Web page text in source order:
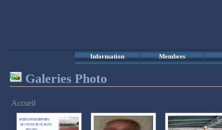
Information Membres
Galeries Photo
Accueil